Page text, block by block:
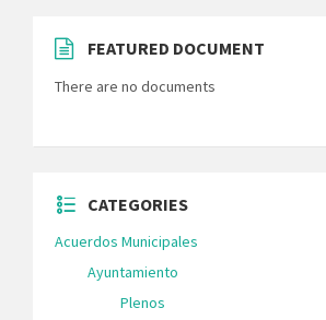
FEATURED DOCUMENT
There are no documents
CATEGORIES
Acuerdos Municipales
Ayuntamiento
Plenos